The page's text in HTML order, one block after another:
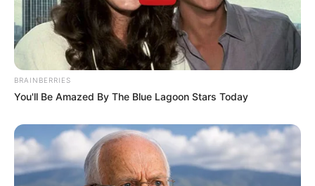
BRAINBERRIES
You'll Be Amazed By The Blue Lagoon Stars Today